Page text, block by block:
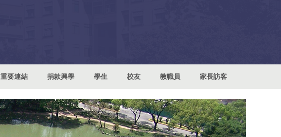
重要連結 捐款興學 學生 校友 教職員 家長訪客